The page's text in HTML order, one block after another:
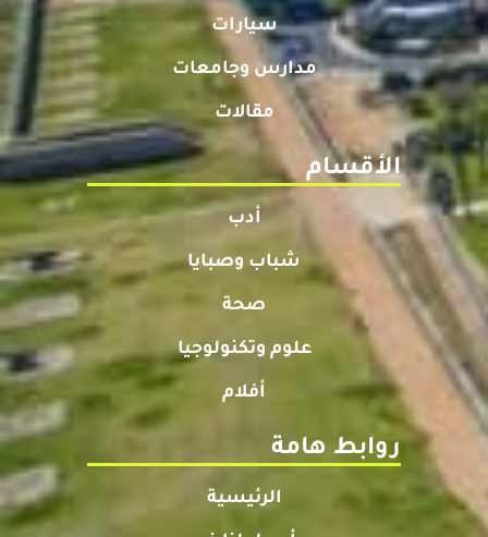
سيارات
مدارس وجامعات
مقالات
الأقسام
أدب
شباب وصبايا
صحة
علوم وتكنولوجيا
أفلام
روابط هامة
الرئيسية